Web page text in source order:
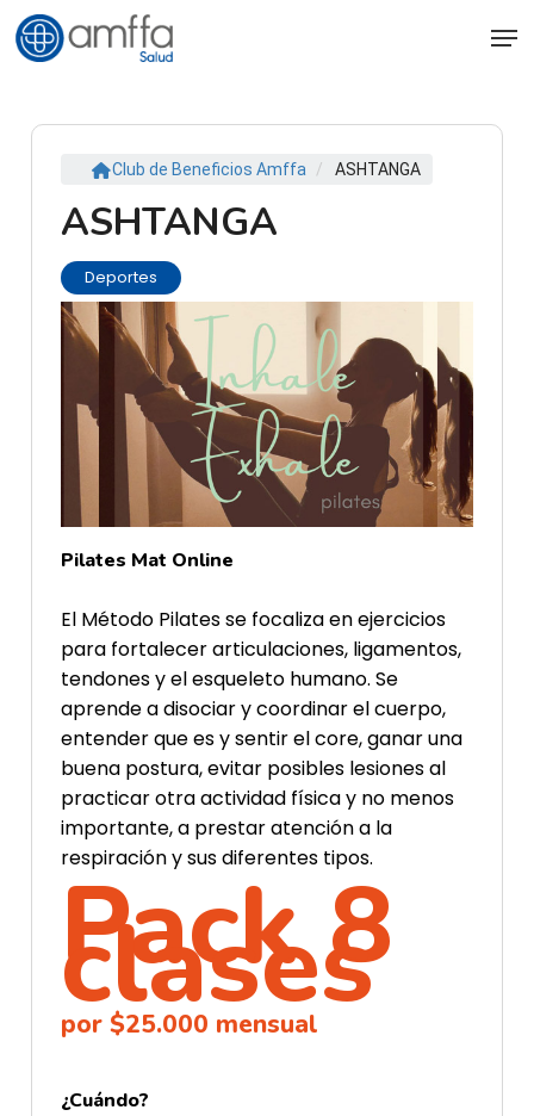
Skip
to
main
Club de Beneficios Amffa / ASHTANGA
ASHTANGA
Deportes
Pilates Mat Online
El Método Pilates se focaliza en ejercicios
para fortalecer articulaciones, ligamentos,
tendones y el esqueleto humano. Se
aprende a disociar y coordinar el cuerpo,
entender que es y sentir el core, ganar una
buena postura, evitar posibles lesiones al
practicar otra actividad física y no menos
importante, a prestar atención a la
respiración y sus diferentes tipos.
Pack 8
clases
por $25.000 mensual
¿Cuándo?